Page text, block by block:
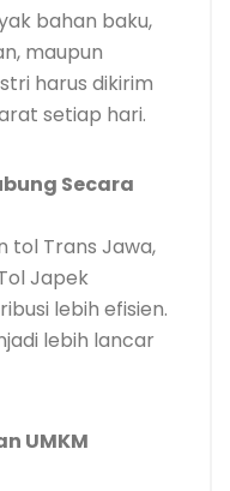
bahan baku,
maupun
harus dikirim
setiap hari.
Secara
tol Trans Jawa,
Japek
lebih efisien.
lebih lancar
UMKM